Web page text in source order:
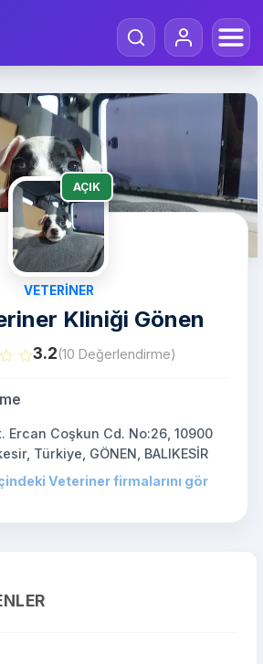
AÇIK
VETERINER
Kliniği Gönen
3.2(10 Değerlendirme)
Ercan Coşkun Cd. No:26, 10900
Türkiye, GÖNEN, BALIKESİR
Veteriner firmalarını gör